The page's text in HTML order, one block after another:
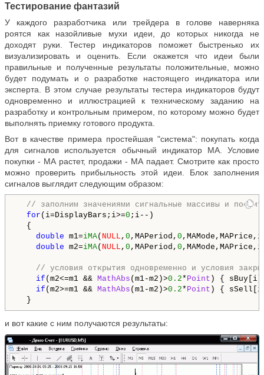
Тестирование фантазий
У каждого разработчика или трейдера в голове наверняка
роятся как назойливые мухи идеи, до которых никогда не
доходят руки. Тестер индикаторов поможет быстренько их
визуализировать и оценить. Если окажется что идеи были
правильные и полученные результаты положительные, можно
будет подумать и о разработке настоящего индикатора или
эксперта. В этом случае результаты тестера индикаторов будут
одновременно и иллюстрацией к техническому заданию на
разработку и контрольным примером, по которому можно будет
выполнять приемку готового продукта.
Вот в качестве примера простейшая "система": покупать когда
для сигналов используется обычный индикатор МА. Условие
покупки - МА растет, продажи - МА падает. Смотрите как просто
можно проверить прибыльность этой идеи. Блок заполнения
сигналов выглядит следующим образом:
// заполним значениями сигнальные массивы и
for (i=DisplayBars;i>=0 ;i--)
{
double m1=iMA( NULL , 0 ,MAPeriod, 0
double m2=iMA( NULL , 0 ,MAPeriod, 0
// условия открытия одновременно и условия
if (m2<=m1 && MathAbs (m1-m2)>0.2* Point ) {
if (m2>=m1 && MathAbs (m1-m2)>0.2* Point ) {
}
и вот какие с ним получаются результаты: